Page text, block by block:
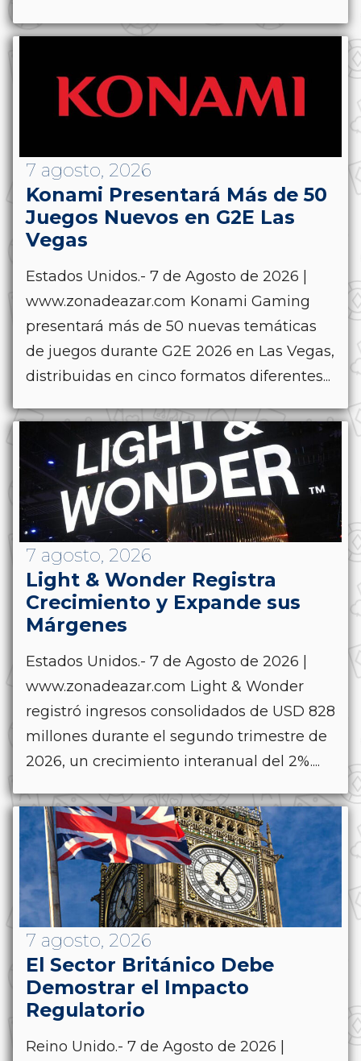
7 agosto, 2026
Konami Presentará Más de 50
Juegos Nuevos en G2E Las
Vegas
Estados Unidos.- 7 de Agosto de 2026 |
www.zonadeazar.com Konami Gaming
presentará más de 50 nuevas temáticas
de juegos durante G2E 2026 en Las Vegas,
distribuidas en cinco formatos diferentes...
7 agosto, 2026
Light & Wonder Registra
Crecimiento y Expande sus
Márgenes
Estados Unidos.- 7 de Agosto de 2026 |
www.zonadeazar.com Light & Wonder
registró ingresos consolidados de USD 828
millones durante el segundo trimestre de
2026, un crecimiento interanual del 2%....
7 agosto, 2026
El Sector Británico Debe
Demostrar el Impacto
Regulatorio
Reino Unido.- 7 de Agosto de 2026 |